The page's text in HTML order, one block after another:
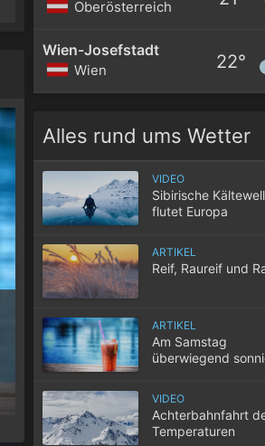
10 Tipps für einen
der Wohnung nicht entweicht, wird der
Oberösterreich
Wien-Josefstadt
Wien 22°
Alles rund ums Wetter
VIDEO
Sibirische
flutet Europa
ARTIKEL
Reif, Raureif und
ARTIKEL
Am Samstag
überwiegend
VIDEO
Achterbahnfahrt
Temperaturen